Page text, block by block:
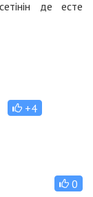
де есте
+4
0